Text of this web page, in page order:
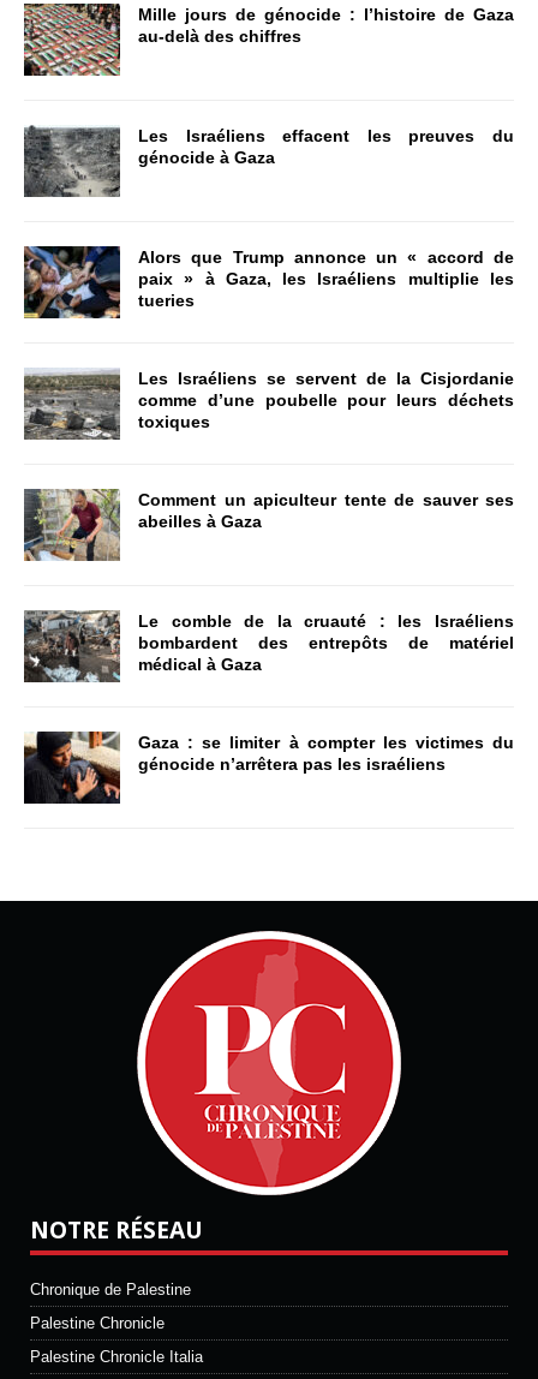
Mille jours de génocide : l’histoire de Gaza
au-delà des chiffres
Les Israéliens effacent les preuves du
génocide à Gaza
Alors que Trump annonce un « accord de
paix » à Gaza, les Israéliens multiplie les
tueries
Les Israéliens se servent de la Cisjordanie
comme d’une poubelle pour leurs déchets
toxiques
Comment un apiculteur tente de sauver ses
abeilles à Gaza
Le comble de la cruauté : les Israéliens
bombardent des entrepôts de matériel
médical à Gaza
Gaza : se limiter à compter les victimes du
génocide n’arrêtera pas les israéliens
NOTRE RÉSEAU
Chronique de Palestine
Palestine Chronicle
Palestine Chronicle Italia